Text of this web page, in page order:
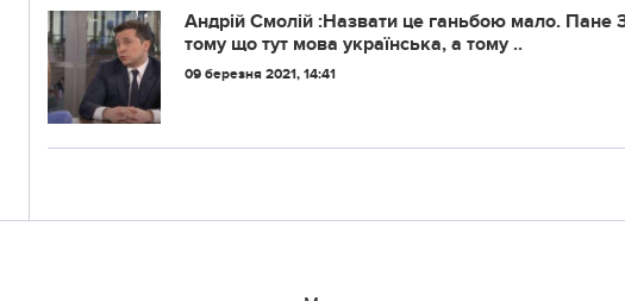
Андрій Смолій :Назвати це ганьбою мало. Пане
тому що тут мова українська, а тому ..
09 березня 2021, 14:41